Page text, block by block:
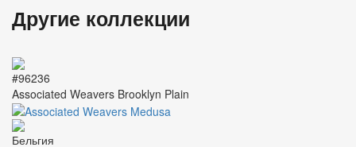
Другие коллекции
#96236
Associated Weavers Brooklyn Plain